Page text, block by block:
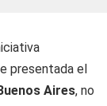
presentada el
Aires, no